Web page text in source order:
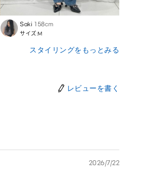
Saki 158cm
サイズ:M
スタイリングをもっとみる
レビューを書く
2026/7/22